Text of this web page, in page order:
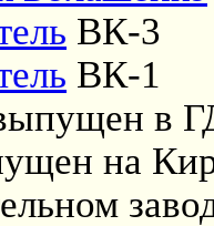
ВК-3
ВК-1
в
на